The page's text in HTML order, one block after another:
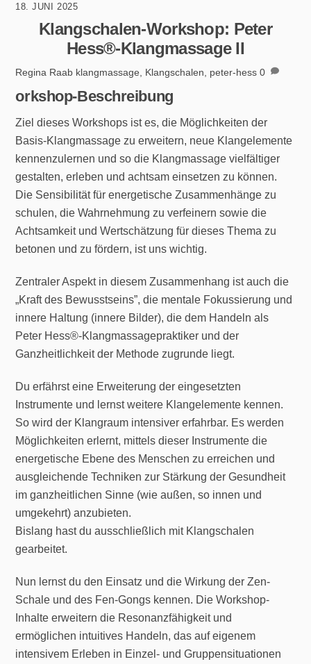
18. JUNI 2025
Klangschalen-Workshop: Peter
Hess®-Klangmassage II
Regina Raab klangmassage, Klangschalen, peter-hess 0
orkshop-Beschreibung
Ziel dieses Workshops ist es, die Möglichkeiten der
Basis-Klangmassage zu erweitern, neue Klangelemente
kennenzulernen und so die Klangmassage vielfältiger
gestalten, erleben und achtsam einsetzen zu können.
Die Sensibilität für energetische Zusammenhänge zu
schulen, die Wahrnehmung zu verfeinern sowie die
Achtsamkeit und Wertschätzung für dieses Thema zu
betonen und zu fördern, ist uns wichtig.
Zentraler Aspekt in diesem Zusammenhang ist auch die
„Kraft des Bewusstseins”, die mentale Fokussierung und
innere Haltung (innere Bilder), die dem Handeln als
Peter Hess®-Klangmassagepraktiker und der
Ganzheitlichkeit der Methode zugrunde liegt.
Du erfährst eine Erweiterung der eingesetzten
Instrumente und lernst weitere Klangelemente kennen.
So wird der Klangraum intensiver erfahrbar. Es werden
Möglichkeiten erlernt, mittels dieser Instrumente die
energetische Ebene des Menschen zu erreichen und
ausgleichende Techniken zur Stärkung der Gesundheit
im ganzheitlichen Sinne (wie außen, so innen und
umgekehrt) anzubieten.
Bislang hast du ausschließlich mit Klangschalen
gearbeitet.
Nun lernst du den Einsatz und die Wirkung der Zen-
Schale und des Fen-Gongs kennen. Die Workshop-
Inhalte erweitern die Resonanzfähigkeit und
ermöglichen intuitives Handeln, das auf eigenem
intensivem Erleben in Einzel- und Gruppensituationen